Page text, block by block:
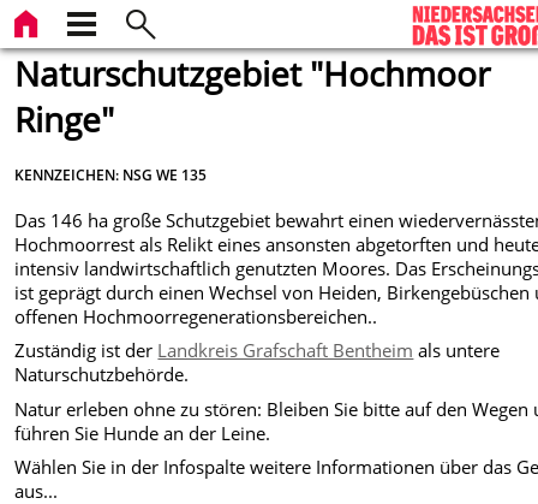
Naturschutzgebiet "Hochmoor
Ringe"
KENNZEICHEN: NSG WE 135
Das 146 ha große Schutzgebiet bewahrt einen
Hochmoorrest als Relikt eines ansonsten abgetorften und
intensiv landwirtschaftlich genutzten Moores. Das
ist geprägt durch einen Wechsel von Heiden, Birkengebüschen
offenen Hochmoorregenerationsbereichen..
Zuständig ist der Landkreis Grafschaft Bentheim als untere
Naturschutzbehörde.
Natur erleben ohne zu stören: Bleiben Sie bitte auf den Wegen
führen Sie Hunde an der Leine.
Wählen Sie in der Infospalte weitere Informationen über das
aus...